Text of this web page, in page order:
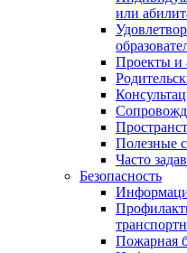
или
Проекты и
Полезные
Часто
Безопасность
Пожарная